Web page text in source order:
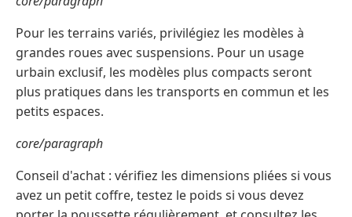
Pour les terrains variés, privilégiez les modèles à
grandes roues avec suspensions. Pour un usage
urbain exclusif, les modèles plus compacts seront
plus pratiques dans les transports en commun et les
petits espaces.
core/paragraph
Conseil d'achat : vérifiez les dimensions pliées si vous
avez un petit coffre, testez le poids si vous devez